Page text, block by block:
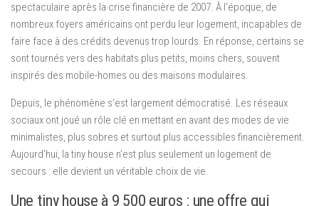
spectaculaire après la crise financière de 2007. À l’époque, de
nombreux foyers américains ont perdu leur logement, incapables de
faire face à des crédits devenus trop lourds. En réponse, certains se
sont tournés vers des habitats plus petits, moins chers, souvent
inspirés des mobile-homes ou des maisons modulaires.
Depuis, le phénomène s’est largement démocratisé. Les réseaux
sociaux ont joué un rôle clé en mettant en avant des modes de vie
minimalistes, plus sobres et surtout plus accessibles financièrement.
Aujourd’hui, la tiny house n’est plus seulement un logement de
secours : elle devient un véritable choix de vie.
Une tiny house à 9 500 euros : une offre qui